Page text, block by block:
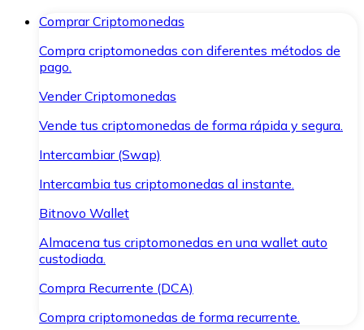
Comprar Criptomonedas
Compra criptomonedas con diferentes métodos de
pago.
Vender Criptomonedas
Vende tus criptomonedas de forma rápida y segura.
Intercambiar (Swap)
Intercambia tus criptomonedas al instante.
Bitnovo Wallet
Almacena tus criptomonedas en una wallet auto
custodiada.
Compra Recurrente (DCA)
Compra criptomonedas de forma recurrente.